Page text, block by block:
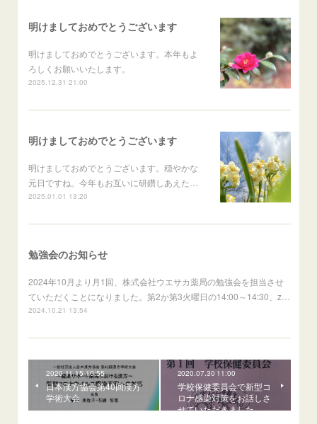
明けましておめでとうございます
明けましておめでとうございます。本年もよ
ろしくお願いいたします。
2025.12.31 21:00
明けましておめでとうございます
明けましておめでとうございます。穏やかな
元日ですね。今年もお互いに研鑽しあえた…
2025.01.01 13:20
勉強会のお知らせ
2024年10月より月1回、株式会社ウエサカ薬局の勉強会を担当させ
ていただくことになりました。第2か第3火曜日の14:00～14:30、z…
2024.10.21 13:54
2020.11.15 10:55
日本漢方協会第40回漢方
学術大会
2020.07.30 11:00
学校保健委員会で新型コ
ロナ感染対策をお話しさ
せていただきました